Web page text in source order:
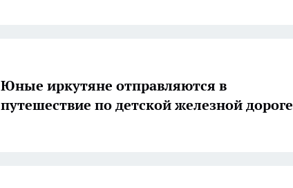
Юные иркутяне отправляются в
путешествие по детской железной дороге